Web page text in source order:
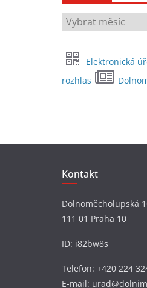
A
r
h
i
Elektronická
rozhlas
Kontakt
Dolnoměcholupská
111 01 Praha 10
ID: i82bw8s
Telefon: +420 224
E-mail: